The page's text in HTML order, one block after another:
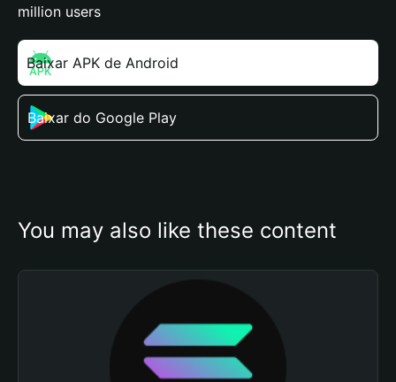
million users
Baixar APK de Android
Baixar do Google Play
You may also like these content